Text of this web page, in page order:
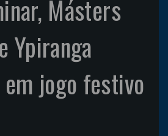
Másters
Ypiranga
jogo festivo